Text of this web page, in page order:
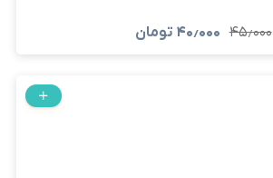
۴۵٫۰۰۰ ۴۰٫۰۰۰ تومان